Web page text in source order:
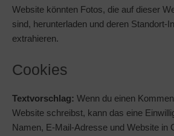
Website könnten Fotos, die auf dieser
sind, herunterladen und deren Standort-
extrahieren.
Cookies
Textvorschlag: Wenn du einen
Website schreibst, kann das eine
Namen, E-Mail-Adresse und Website in